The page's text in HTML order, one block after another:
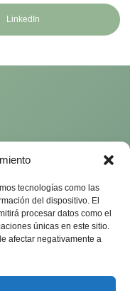
tecnologías como las
del dispositivo. El
procesar datos como el
únicas en este sitio.
afectar negativamente a
LinkedIn